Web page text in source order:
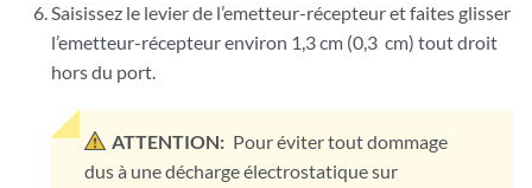
Saisissez le levier de l’emetteur-récepteur et faites glisser
l’emetteur-récepteur environ 1,3 cm (0,3 cm) tout droit
hors du port.
ATTENTION: Pour éviter tout dommage
dus à une décharge électrostatique sur